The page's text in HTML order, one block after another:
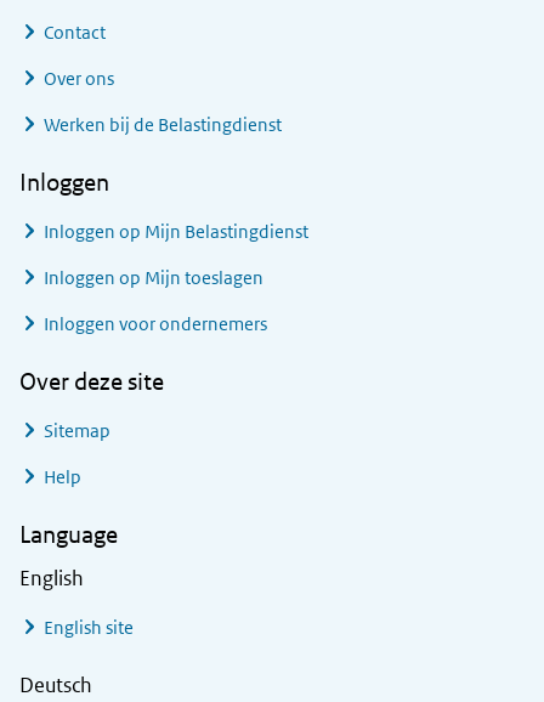
Contact
Over ons
Werken bij de Belastingdienst
Inloggen
Inloggen op Mijn Belastingdienst
Inloggen op Mijn toeslagen
Inloggen voor ondernemers
Over deze site
Sitemap
Help
Language
English
English site
Deutsch